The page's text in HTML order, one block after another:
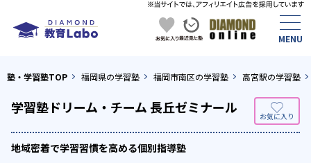
塾・学習塾TOP 福岡県の学習塾 福岡市南区の学習塾 高宮駅の学習塾
学習塾ドリーム・チーム 長丘ゼミナール
地域密着で学習習慣を高める個別指導塾